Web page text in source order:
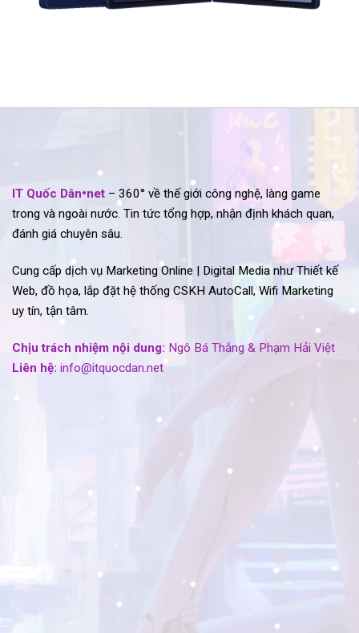
IT Quốc Dân•net – 360° về thế giới công nghệ, làng game
trong và ngoài nước. Tin tức tổng hợp, nhận định khách quan,
đánh giá chuyên sâu.
Cung cấp dịch vụ Marketing Online | Digital Media như Thiết kế
Web, đồ họa, lắp đặt hệ thống CSKH AutoCall, Wifi Marketing
uy tín, tận tâm.
Chịu trách nhiệm nội dung: Ngô Bá Thắng & Phạm Hải Việt
Liên hệ: info@itquocdan.net